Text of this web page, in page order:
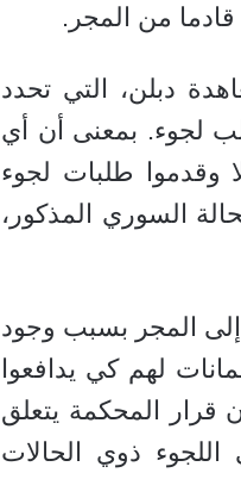
دبلن، التي تحدد
لجوء. بمعنى أن أي
وقدموا طلبات لجوء
السوري المذكور،
المجر بسبب وجود
لهم كي يدافعوا
المحكمة يتعلق
ذوي الحالات